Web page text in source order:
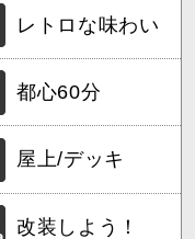
レトロな味わい
都心60分
屋上/デッキ
改装しよう！